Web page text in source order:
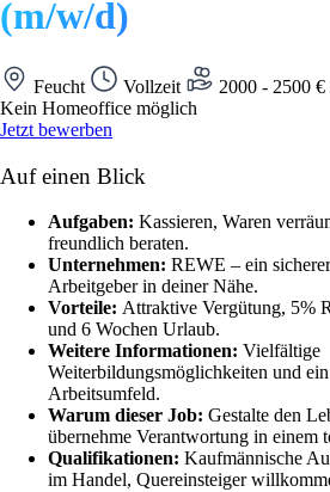
(m/w/d)
Feucht Vollzeit
2000 - 2500
Kein Homeoffice möglich
Jetzt bewerben
Auf einen Blick
Aufgaben: Kassieren, Waren
freundlich beraten.
Unternehmen: REWE – ein
Arbeitgeber in deiner Nähe.
Vorteile: Attraktive Vergütung, 5%
und 6 Wochen Urlaub.
Weitere Informationen: Vielfältige
Weiterbildungsmöglichkeiten und
Arbeitsumfeld.
Warum dieser Job: Gestalte den
übernehme Verantwortung in einem
Qualifikationen: Kaufmännische
im Handel, Quereinsteiger